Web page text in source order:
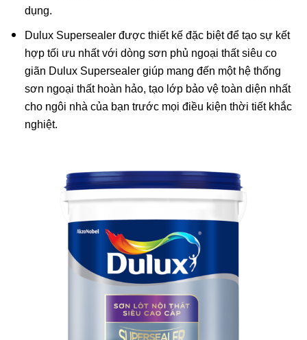
dụng.
Dulux Supersealer được thiết kế đặc biệt để tạo sự kết
hợp tối ưu nhất với dòng sơn phủ ngoại thất siêu co
giãn Dulux Supersealer giúp mang đến một hệ thống
sơn ngoại thất hoàn hảo, tạo lớp bảo vệ toàn diện nhất
cho ngôi nhà của bạn trước mọi điều kiện thời tiết khắc
nghiệt.